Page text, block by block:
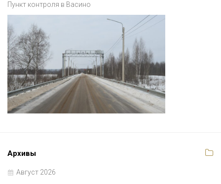
Пункт контроля в Васино
Архивы
Август 2026